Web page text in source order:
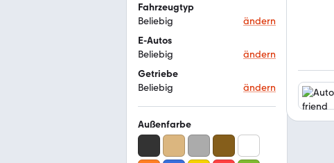
Fahrzeugtyp
Beliebig
ändern
E-Autos
Beliebig
ändern
Getriebe
Beliebig
ändern
Außenfarbe